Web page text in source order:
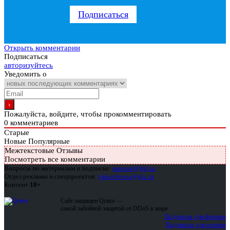
Подписаться
Открыть комментарии
Подписаться
авторизуйтесь
Уведомить о
Пожалуйста, войдите, чтобы прокомментировать
0 комментариев
Старые
Новые Популярные
Межтекстовые Отзывы
Посмотреть все комментарии
Вопросы по материалам и подписке: support@glc.ru
Отдел рекламы и спецпроектов: yakovleva.a@glc.ru
Контент 18+
Сайт защищен Qrator —
самой забойной защитой от DDoS в мире
Подписка для физлиц
Подписка для юрлиц